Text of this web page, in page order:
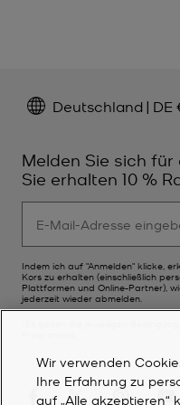
Deutschland | DE
Melden Sie sich
Sie erhalten 10 %
Indem ich auf "Anmelden" klicke,
Kors zu erhalten (einschließlich
Plattformen und Online-Partner),
jederzeit wieder abmelden.
Wir verwenden
Ihre Erfahrung zu
auf „Alle akzeptieren“